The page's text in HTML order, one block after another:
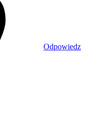
Odpowiedz